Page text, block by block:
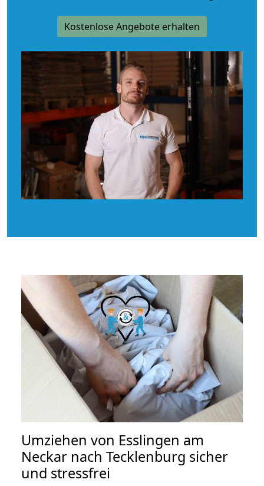
Kostenlose Angebote erhalten
Umziehen von Esslingen am
Neckar nach Tecklenburg sicher
und stressfrei